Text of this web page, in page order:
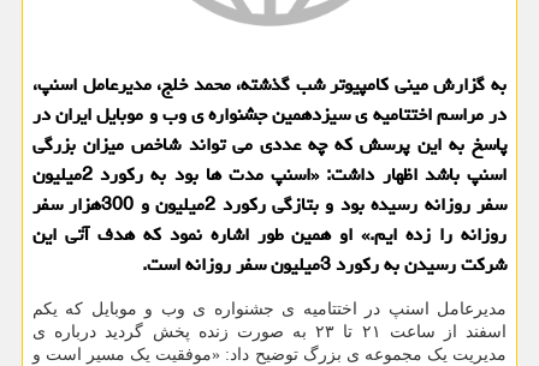
به گزارش مینی کامپیوتر شب گذشته، محمد خلج، مدیرعامل اسنپ،
در مراسم اختتامیه ی سیزدهمین جشنواره ی وب و موبایل ایران در
پاسخ به این پرسش که چه عددی می تواند شاخص میزان بزرگی
اسنپ باشد اظهار داشت: «اسنپ مدت ها بود به رکورد 2میلیون
سفر روزانه رسیده بود و بتازگی رکورد 2میلیون و 300هزار سفر
روزانه را زده ایم.» او همین طور اشاره نمود که هدف آتی این
شرکت رسیدن به رکورد 3میلیون سفر روزانه است.
مدیرعامل اسنپ در اختتامیه ی جشنواره ی وب و موبایل که یکم
اسفند از ساعت ۲۱ تا ۲۳ به صورت زنده پخش گردید درباره ی
مدیریت یک مجموعه ی بزرگ توضیح داد: «موفقیت یک مسیر است و